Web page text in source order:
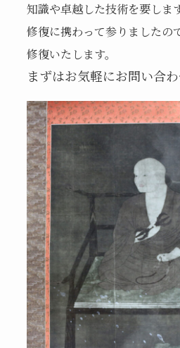
知識や卓越した技術を要しま
修復に携わって参りましたの
修復いたします。
まずはお気軽にお問い合わ